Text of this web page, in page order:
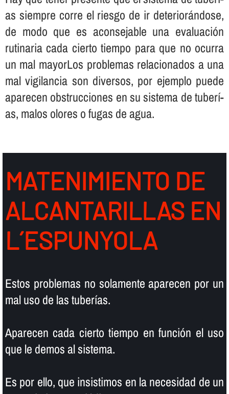
as siempre corre el riesgo de ir deteriorándose,
de modo que es aconsejable una evaluación
rutinaria cada cierto tiempo para que no ocurra
un mal mayorLos problemas relacionados a una
mal vigilancia son diversos, por ejemplo puede
aparecen obstrucciones en su sistema de tuberí­
as, malos olores o fugas de agua.
MATENIMIENTO DE
ALCANTARILLAS EN
L´ESPUNYOLA
Estos problemas no solamente aparecen por un
mal uso de las tuberí­as.
Aparecen cada cierto tiempo en función el uso
que le demos al sistema.
Es por ello, que insistimos en la necesidad de un